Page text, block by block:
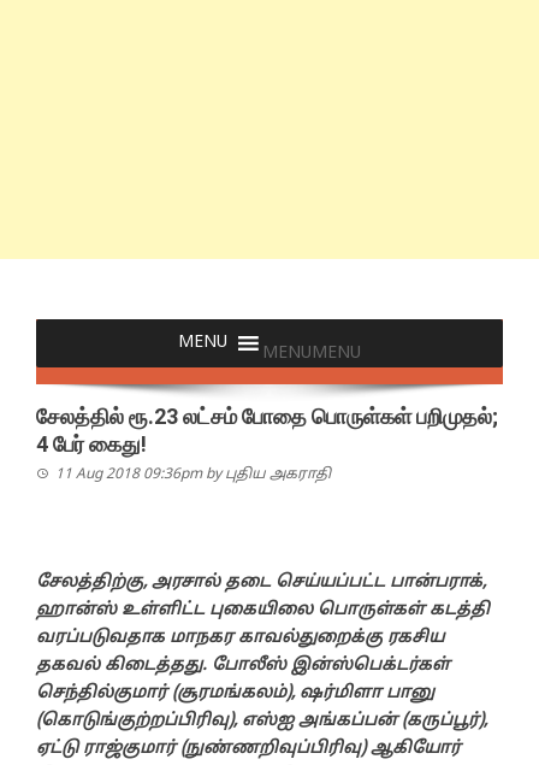
MENUMENU
சேலத்தில் ரூ.23 லட்சம் போதை பொருள்கள் பறிமுதல்;
4 பேர் கைது!
11 Aug 2018 09:36pm byபுதிய அகராதி
சேலத்திற்கு, அரசால் தடை செய்யப்பட்ட பான்பராக்,
ஹான்ஸ் உள்ளிட்ட புகையிலை பொருள்கள் கடத்தி
வரப்படுவதாக மாநகர காவல்துறைக்கு ரகசிய
தகவல் கிடைத்தது. போலீஸ் இன்ஸ்பெக்டர்கள்
செந்தில்குமார் (சூரமங்கலம்), ஷர்மிளா பானு
(கொடுங்குற்றப்பிரிவு), எஸ்ஐ அங்கப்பன் (கருப்பூர்),
ஏட்டு ராஜ்குமார் (நுண்ணறிவுப்பிரிவு) ஆகியோர்